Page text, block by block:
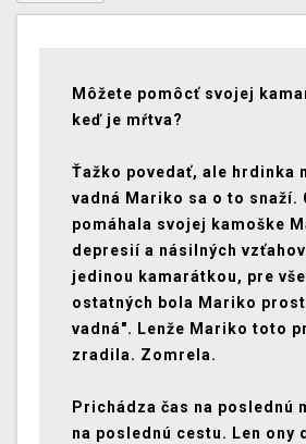
Môžete pomôcť svojej
keď je mŕtva?
Ťažko povedať, ale hrdinka
vadná Mariko sa o to snaží.
pomáhala svojej kamoške
depresií a násilných
jedinou kamarátkou, pre
ostatných bola Mariko
vadná". Lenže Mariko toto
zradila. Zomrela.
Prichádza čas na poslednú
na poslednú cestu. Len ony